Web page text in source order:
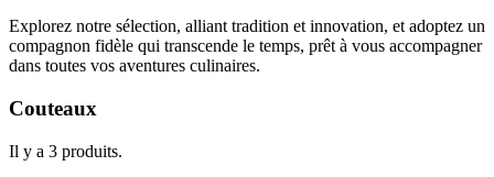
Explorez notre sélection, alliant tradition et innovation, et adoptez un
compagnon fidèle qui transcende le temps, prêt à vous accompagner
dans toutes vos aventures culinaires.
Couteaux
Il y a 3 produits.